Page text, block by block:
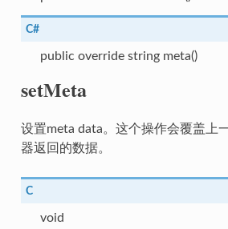
C#
public override string meta()
setMeta
设置meta data。这个操作会覆盖上
器返回的数据。
C
void